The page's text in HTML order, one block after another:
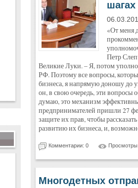
шагах
«От меня
Петр
Великие Луки. – Я, потом
РФ. Поэтому все вопросы,
бизнеса, я напрямую доношу до
он, в свою очередь, эти вопросы
думаю, это механизм
предпринимателей пришли 27
защите их прав, чтобы
развитию их бизнеса, и,
Комментарии: 0
Многодетных